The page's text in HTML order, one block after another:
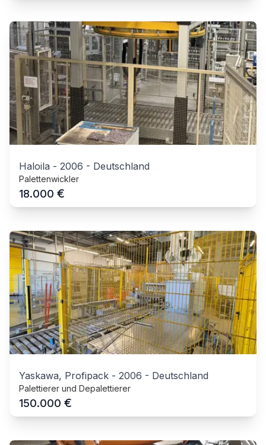
Haloila - 2006 - Deutschland
Palettenwickler
18.000 €
Yaskawa, Profipack - 2006 - Deutschland
Palettierer und Depalettierer
150.000 €